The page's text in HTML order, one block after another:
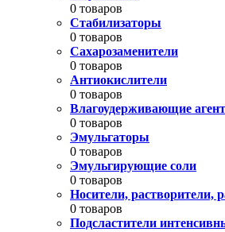
0 товаров
Стабилизаторы
0 товаров
Сахарозаменители
0 товаров
Антиокислители
0 товаров
Влагоудерживающие
0 товаров
Эмульгаторы
0 товаров
Эмульгирующие соли
0 товаров
Носители, растворители,
0 товаров
Подсластители